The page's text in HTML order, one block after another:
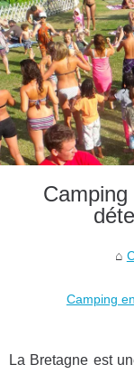
Camping
La Bretagne est